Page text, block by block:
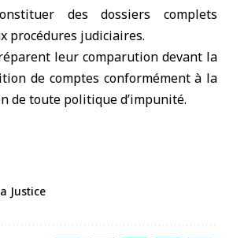
des dossiers complets
procédures judiciaires.
leur comparution devant la
de comptes conformément à la
de toute politique d’impunité.
Justice